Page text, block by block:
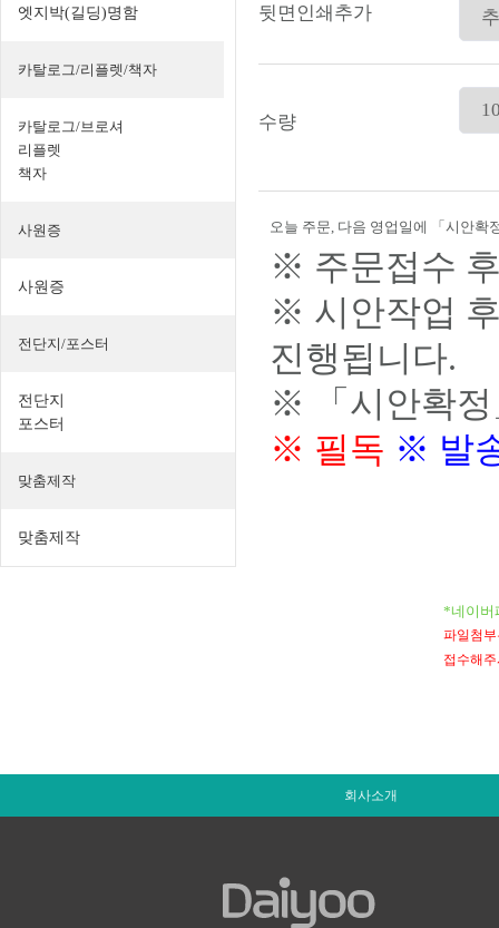
엣지박(길딩)명함
카탈로그/리플렛/책자
카탈로그/브로셔
리플렛
책자
사원증
사원증
전단지/포스터
전단지
포스터
맞춤제작
맞춤제작
뒷면인쇄추가
수량
오늘 주문, 다음 영업일에 「시안확
※ 주문접수
※ 시안작업
진행됩니다.
※ 「시안확정
※ 필독 ※ 발
*네이버
파일첨부
접수해
회사소개